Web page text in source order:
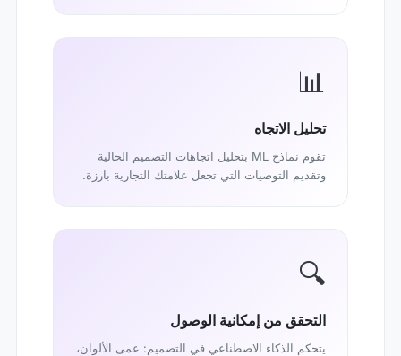
📊
تحليل الاتجاه
تقوم نماذج ML بتحليل اتجاهات التصميم الحالية
وتقديم التوصيات التي تجعل علامتك التجارية بارزة.
🔍
التحقق من إمكانية الوصول
يتحكم الذكاء الاصطناعي في التصميم: عمى الألوان،